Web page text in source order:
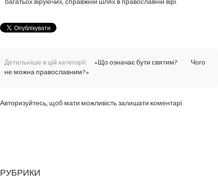
Детальніше в цій категорії: «Що означає бути святим?
Чого
не можна православним?»
Авторизуйтесь, щоб мати можливість залишати коментарі
РУБРИКИ